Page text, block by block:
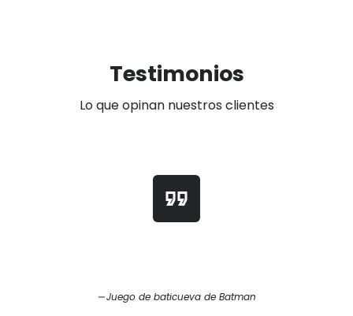
Testimonios
Lo que opinan nuestros clientes
format_quote
Juego de baticueva de Batman